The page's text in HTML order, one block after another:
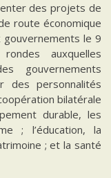
des projets de
route économique
gouvernements le 9
auxquelles
gouvernements
des personnalités
bilatérale
durable, les
; l’éducation, la
; et la santé